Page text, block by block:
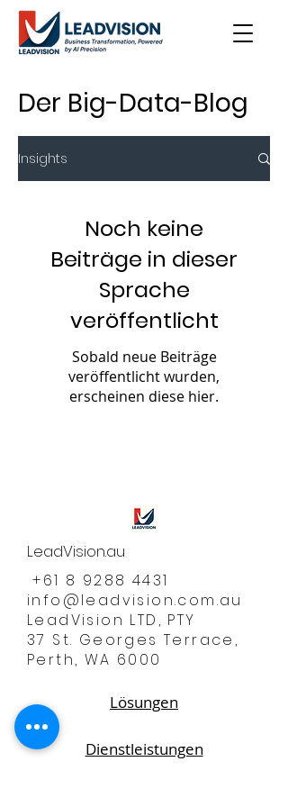
Der Big-Data-Blog
Insights
Noch keine
Beiträge in dieser
Sprache
veröffentlicht
Sobald neue Beiträge
veröffentlicht wurden,
erscheinen diese hier.
LeadVision.au
+61 8 9288 4431
info@leadvision.com.au
LeadVision LTD, PTY
37 St. Georges Terrace,
Perth, WA 6000
Lösungen
Dienstleistungen